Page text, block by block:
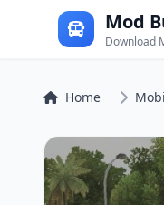
Mod
Download
Home